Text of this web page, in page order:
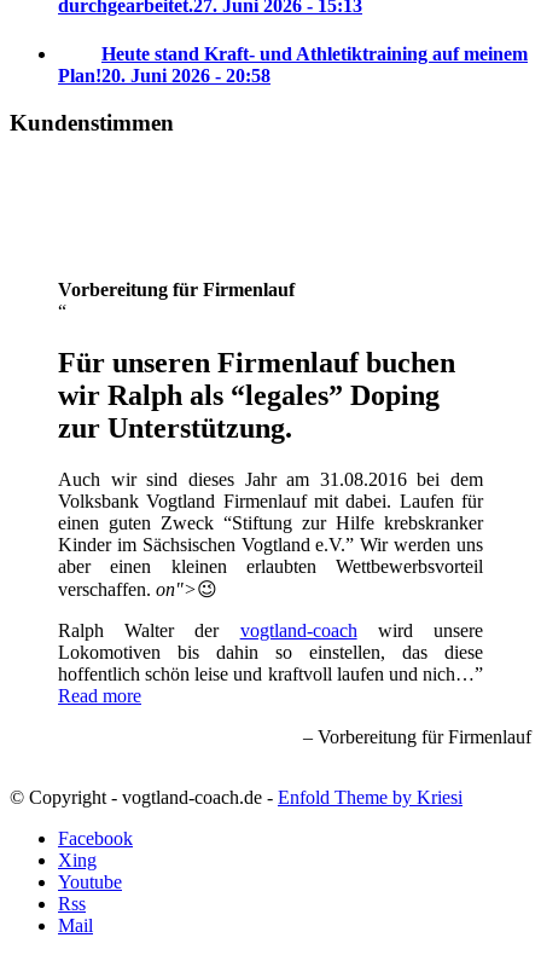
durchgearbeitet.27. Juni 2026 - 15:13
Heute stand Kraft- und Athletiktraining auf meinem
Plan!20. Juni 2026 - 20:58
Kundenstimmen
Vorbereitung für Firmenlauf
Für unseren Firmenlauf buchen
wir Ralph als “legales” Doping
zur Unterstützung.
Auch wir sind dieses Jahr am 31.08.2016 bei dem
Volksbank Vogtland Firmenlauf mit dabei. Laufen für
einen guten Zweck “Stiftung zur Hilfe krebskranker
Kinder im Sächsischen Vogtland e.V.” Wir werden uns
aber einen kleinen erlaubten Wettbewerbsvorteil
verschaffen. on">😉
Ralph Walter der vogtland-coach wird unsere
Lokomotiven bis dahin so einstellen, das diese
hoffentlich schön leise und kraftvoll laufen und nich…
Read more
Vorbereitung für Firmenlauf
© Copyright - vogtland-coach.de - Enfold Theme by Kriesi
Facebook
Xing
Youtube
Rss
Mail